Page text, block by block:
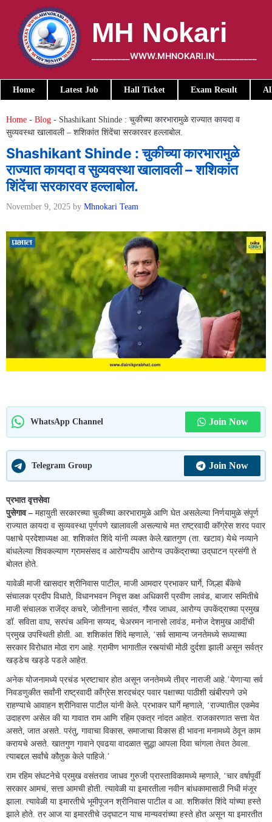
content
MH Nokari
_________WWW.MHNOKARI.IN__________
Home Latest Job Hall Ticket Exam Result
Home - Blog - Shashikant Shinde : चुकीच्या कारभारामुळे राज्यात कायदा व
सुव्यवस्था खालावली – शशिकांत शिंदेंचा सरकारवर हल्लाबोल.
Shashikant Shinde : चुकीच्या कारभारामुळे
राज्यात कायदा व सुव्यवस्था खालावली – शशिकांत
शिंदेंचा सरकारवर हल्लाबोल.
November 9, 2025 by Mhnokari Team
WhatsApp Channel Join Now
Telegram Group Join Now
प्रभात वृत्तसेवा
पुसेगाव – महायुती सरकारच्या चुकीच्या कारभारामुळे आणि घेत असलेल्या निर्णयामुळे संपूर्ण
राज्यात कायदा व सुव्यवस्था पूर्णपणे खालावली असल्याचे मत राष्ट्रवादी कॉग्रेस शरद पवार
पक्षाचे प्रदेशाध्यक्ष आ. शशिकांत शिंदे यांनी व्यक्त केले.खातगुण (ता. खटाव) येथे नव्याने
बांधलेल्या शिवकल्याण ग्रामसंसद व आरोग्यदीप आरोग्य उपकेंद्राच्या उद्‌घाटन प्रसंगी ते
बोलत होते.
यावेळी माजी खासदार श्रीनिवास पाटील, माजी आमदार प्रभाकर घार्गे, जिल्हा बँकेचे
संचालक प्रदीप विधाते, विधानभवन निवृत्त कक्ष अधिकारी प्रवीण लावंड, बाजार समितीचे
माजी संचालक राजेंद्र कचरे, जोतीनाना सावंत, गौरव जाधव, आरोग्य उपकेंद्राच्या प्रमुख
डॉ. सविता वाघ, सरपंच अमिना सय्यद, चेअरमन नानासो लावंड, मनोज देशमुख आदींची
प्रमुख उपस्थिती होती. आ. शशिकांत शिंदे म्हणाले, ‘सर्व सामान्य जनतेमध्ये सध्याच्या
सरकार विरोधात मोठा राग आहे. ग्रामीण भागातील रस्त्यांची मोठी दुर्दशा झाली असून सर्वत्र
खड्डेच खड्डे पडले आहेत.
अनेक योजनामध्ये प्रचंड भ्रष्टाचार होत असून जनतेमध्ये तीव्र नाराजी आहे.’येणाऱ्या सर्व
निवडणुकीत सर्वांनी राष्ट्रवादी काँग्रेस शरदचंद्र पवार पक्षाच्या पाठीशी खंबीरपणे उभे
राहण्याचे आवाहन श्रीनिवास पाटील यांनी केले. प्रभाकर घार्गे म्हणाले, ‘राज्यातील एकमेव
उदाहरण असेल की या गावात राम आणि रहिम एकत्र नांदत आहेत. राजकारणात सत्ता येत
असते, जात असते. परंतु, गावाचा विकास, समाजाचा विकास ही भावना मनामध्ये ठेवून काम
करायचे असते. खातगुण गावाने एवढया वादळात सुद्धा आपला दिवा चांगला तेवत ठेवला.
त्याबद्दल सर्वांचे कौतुक केले पाहिजे.’
राम रहिम संघटनेचे प्रमुख वसंतराव जाधव गुरुजी प्रास्ताविकामध्ये म्हणाले, ‘चार वर्षापूर्वी
सरकार आमचं, सत्ता आमची होती. त्यावेळी या इमारतीला नवीन बांधकामासाठी निधी मंजूर
झाला. त्यावेळी या इमारतीचे भूमीपूजन श्रीनिवास पाटील व आ. शशिकांत शिंदे यांच्या हस्ते
झाले होते. तर आज या इमारतीचे उद्घाटन याच मान्यवरांच्या हस्ते होत असून या इमारतीत